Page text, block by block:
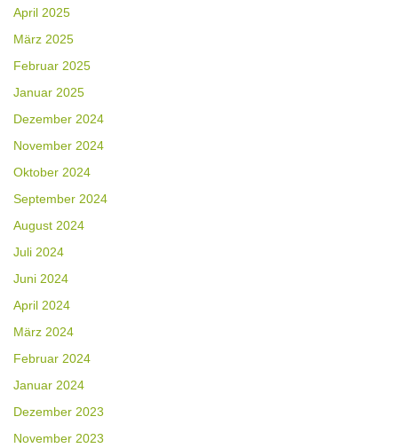
April 2025
März 2025
Februar 2025
Januar 2025
Dezember 2024
November 2024
Oktober 2024
September 2024
August 2024
Juli 2024
Juni 2024
April 2024
März 2024
Februar 2024
Januar 2024
Dezember 2023
November 2023